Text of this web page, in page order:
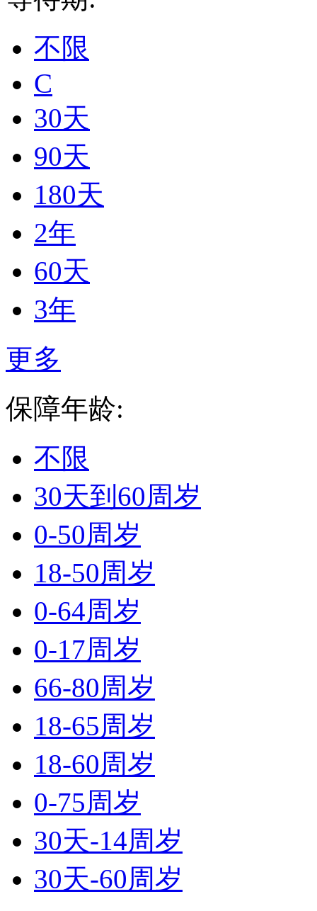
不限
C
30天
90天
180天
2年
60天
3年
更多
保障年龄:
不限
30天到60周岁
0-50周岁
18-50周岁
0-64周岁
0-17周岁
66-80周岁
18-65周岁
18-60周岁
0-75周岁
30天-14周岁
30天-60周岁